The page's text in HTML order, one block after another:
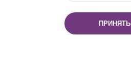
Эл. почта: inbox@nlb.by
ПРИНЯТЬ